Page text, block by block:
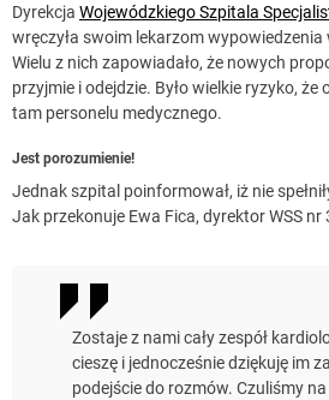
Dyrekcja Wojewódzkiego Szpitala
wręczyła swoim lekarzom wypowiedzenia
Wielu z nich zapowiadało, że nowych
przyjmie i odejdzie. Było wielkie ryzyko,
tam personelu medycznego.
Jest porozumienie!
Jednak szpital poinformował, iż nie
Jak przekonuje Ewa Fica, dyrektor WSS nr
Zostaje z nami cały zespół
cieszę i jednocześnie dziękuję im
podejście do rozmów. Czuliśmy